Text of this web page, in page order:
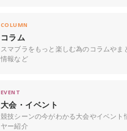
COLUMN
コラム
スマブラをもっと楽しむ為のコラムやま
情報など
EVENT
大会・イベント
競技シーンの今がわかる大会やイベント
ヤー紹介